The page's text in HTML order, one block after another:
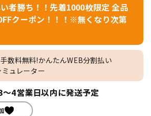
者勝ち！！先着1000枚限定 全品
クーポン！！！※無くなり次第
数料無料!かんたんWEB分割払い
ミュレーター
4営業日以内に発送予定